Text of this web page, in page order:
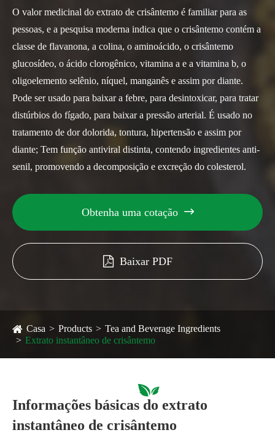
O valor medicinal do extrato de crisântemo é familiar para as
pessoas, e a pesquisa moderna indica que o crisântemo contém a
classe de flavanona, a colina, o aminoácido, o crisântemo
glucosídeo, o ácido clorogênico, vitamina a e a vitamina b, o
oligoelemento selênio, níquel, manganês e assim por diante.
Pode ser usado para baixar a febre, para desintoxicar, para tratar
distúrbios do fígado, para baixar a pressão arterial. É usado no
tratamento de dor dolorida, tontura, hipertensão e assim por
diante; Tem função antiviral distinta, contendo ingredientes anti-
senil, promovendo a decomposição e excreção do colesterol.
Obtenha uma cotação 
Baixar PDF
Casa Products
Tea and Beverage Ingredients
Extrato instantâneo de crisântemo
Informações básicas do extrato
instantâneo de crisântemo